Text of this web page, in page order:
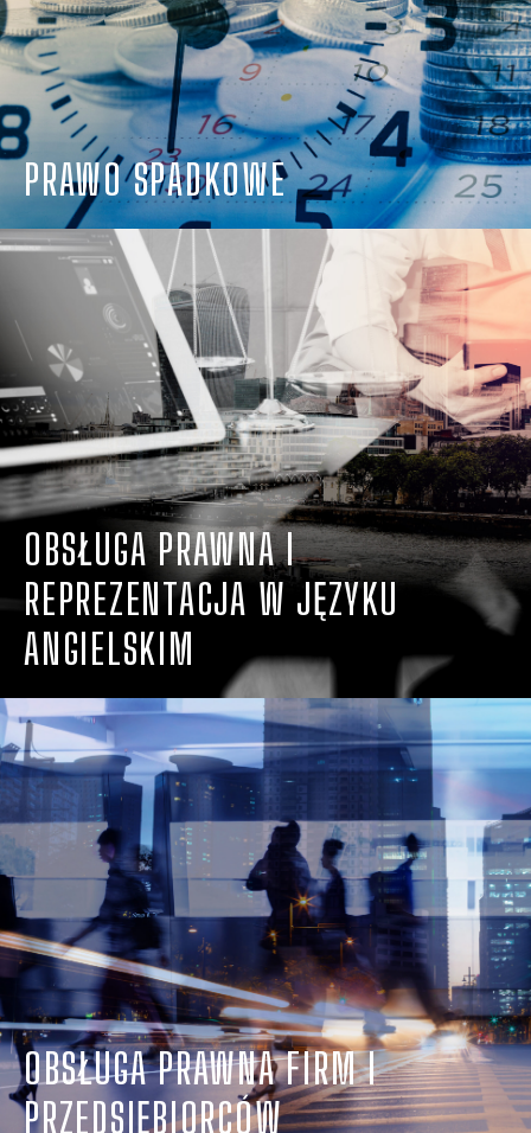
PRAWO SPADKOWE
OBSŁUGA PRAWNA I
REPREZENTACJA W JĘZYKU
ANGIELSKIM
OBSŁUGA PRAWNA FIRM I
PRZEDSIĘBIORCÓW